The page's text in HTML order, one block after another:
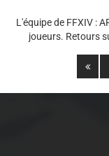
L'équipe de FFXIV :
joueurs. Retours